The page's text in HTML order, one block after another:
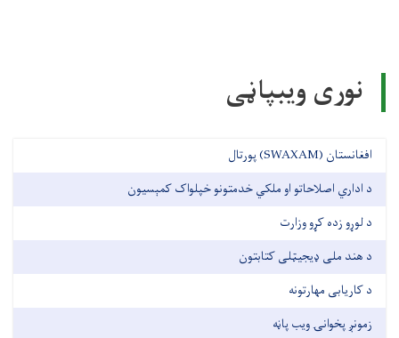
نوری ویبپاڼی
افغانستان (SWAXAM) پورتال
د اداري اصلاحاتو او ملکي خدمتونو خپلواک کمېسیون
د لوړو زده کړو وزارت
د هند ملی ډیجیټلی کتابتون
د کاریابی مهارتونه
زمونږ پخوانۍ ویب پاڼه